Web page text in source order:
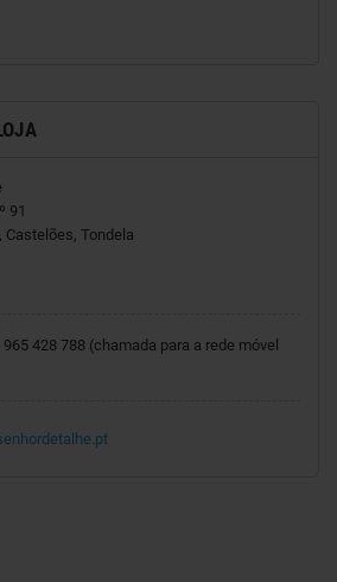
91
Castelões, Tondela
965 428 788 (chamada para a rede móvel